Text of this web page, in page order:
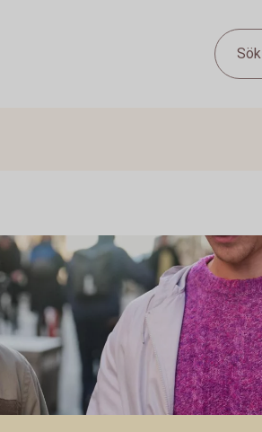
Sök